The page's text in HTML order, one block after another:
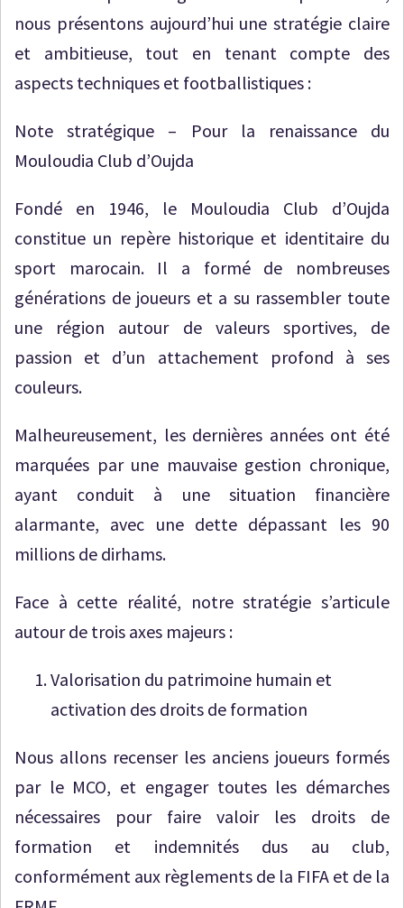
nous présentons aujourd’hui une stratégie claire
et ambitieuse, tout en tenant compte des
aspects techniques et footballistiques :
Note stratégique – Pour la renaissance du
Mouloudia Club d’Oujda
Fondé en 1946, le Mouloudia Club d’Oujda
constitue un repère historique et identitaire du
sport marocain. Il a formé de nombreuses
générations de joueurs et a su rassembler toute
une région autour de valeurs sportives, de
passion et d’un attachement profond à ses
couleurs.
Malheureusement, les dernières années ont été
marquées par une mauvaise gestion chronique,
ayant conduit à une situation financière
alarmante, avec une dette dépassant les 90
millions de dirhams.
Face à cette réalité, notre stratégie s’articule
autour de trois axes majeurs :
Valorisation du patrimoine humain et
activation des droits de formation
Nous allons recenser les anciens joueurs formés
par le MCO, et engager toutes les démarches
nécessaires pour faire valoir les droits de
formation et indemnités dus au club,
conformément aux règlements de la FIFA et de la